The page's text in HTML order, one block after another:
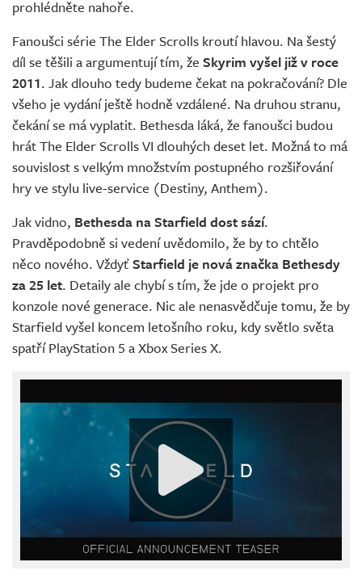
prohlédněte nahoře.
Fanoušci série The Elder Scrolls kroutí hlavou. Na šestý
díl se těšili a argumentují tím, že Skyrim vyšel již v roce
2011. Jak dlouho tedy budeme čekat na pokračování? Dle
všeho je vydání ještě hodně vzdálené. Na druhou stranu,
čekání se má vyplatit. Bethesda láká, že fanoušci budou
hrát The Elder Scrolls VI dlouhých deset let. Možná to má
souvislost s velkým množstvím postupného rozšiřování
hry ve stylu live-service (Destiny, Anthem).
Jak vidno, Bethesda na Starfield dost sází.
Pravděpodobně si vedení uvědomilo, že by to chtělo
něco nového. VždyťStarfield je nová značka Bethesdy
za 25 let. Detaily ale chybí s tím, že jde o projekt pro
konzole nové generace. Nic ale nenasvědčuje tomu, že by
Starfield vyšel koncem letošního roku, kdy světlo světa
spatří PlayStation 5 a Xbox Series X.